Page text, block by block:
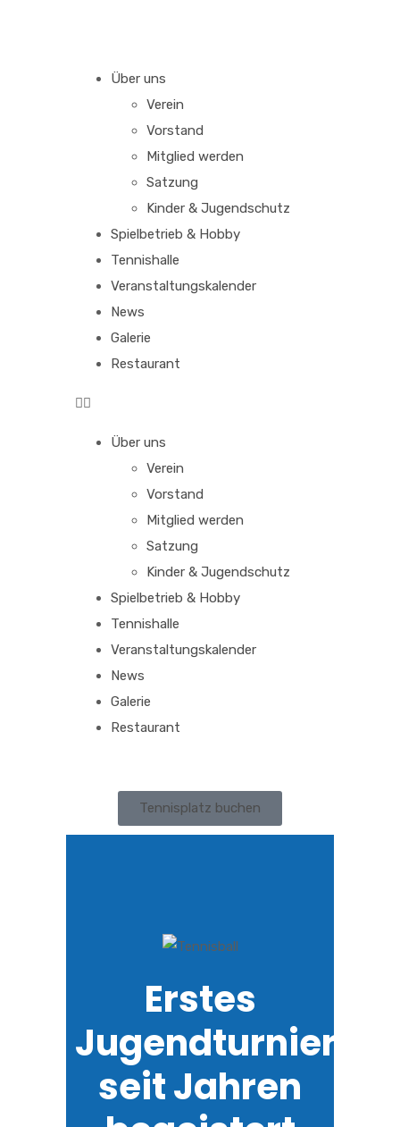
Über uns
Verein
Vorstand
Mitglied werden
Satzung
Kinder & Jugendschutz
Spielbetrieb & Hobby
Tennishalle
Veranstaltungskalender
News
Galerie
Restaurant
Über uns
Verein
Vorstand
Mitglied werden
Satzung
Kinder & Jugendschutz
Spielbetrieb & Hobby
Tennishalle
Veranstaltungskalender
News
Galerie
Restaurant
Tennisplatz buchen
Erstes
Jugendturnier
seit Jahren